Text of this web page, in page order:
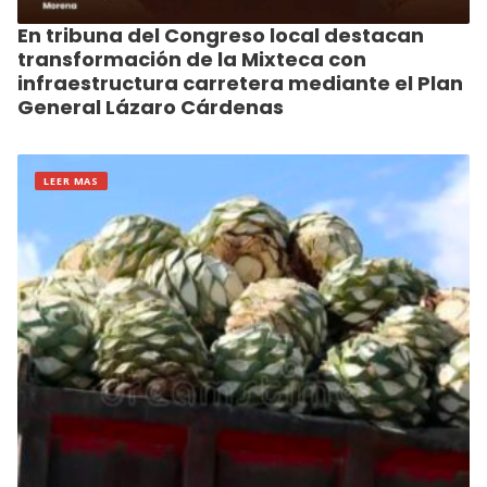
En tribuna del Congreso local destacan
transformación de la Mixteca con
infraestructura carretera mediante el Plan
General Lázaro Cárdenas
LEER MAS